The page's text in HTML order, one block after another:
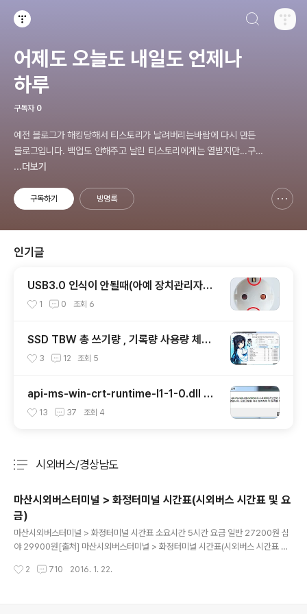
어제도 오늘도 내일도 언제나
하루
구독자 0
예전 블로그가 해킹당해서 티스토리가 날려버리는바람에 다시 만든
블로그입니다. 백업도 안해주고 날린 티스토리에게는 열받지만...구
블로그에 있던 링크로 오셨을경우 유실된 경우가 종종 있습니다.
...더보기
구독하기 방명록
인기글
USB3.0 인식이 안될때(아예 장치관리자에
인식자체가 안될때)
1 0 조회 6
SSD TBW 총 쓰기량 , 기록량 사용량 체크
확인하기
3 12 조회 5
api-ms-win-crt-runtime-l1-1-0.dll 에
러 해결하기
13 37 조회 4
시외버스/경상남도
마산시외버스터미널 > 화정터미널 시간표(시외버스 시간표 및 요
금)
마산시외버스터미널 > 화정터미널 시간표 소요시간 5시간 요금 일반 27200원 심
야 29900원[출처] 마산시외버스터미널 > 화정터미널 시간표(시외버스 시간표 및
40일반2720014:4019:40일반2720016:2021:20일반2720018:1023:10
2 710 2016. 1. 22.